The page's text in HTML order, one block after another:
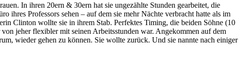
In ihren 20ern & 30ern hat sie ungezählte Stunden gearbeitet, die
ihres Professors sehen – auf dem sie mehr Nächte verbracht hatte als im
Clinton wollte sie in ihrem Stab. Perfektes Timing, die beiden Söhne (10
jeher flexibler mit seinen Arbeitsstunden war. Angekommen auf dem
wieder gehen zu können. Sie wollte zurück. Und sie nannte nach einiger